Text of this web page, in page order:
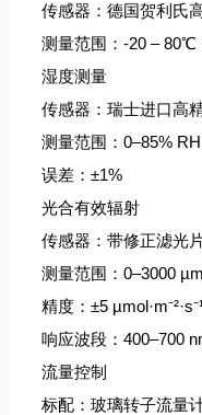
传感器：德国贺利氏
测量范围：-20 –
湿度测量
传感器：瑞士进口高
测量范围：0–85%
误差：±1%
光合有效辐射
传感器：带修正滤光
测量范围：0–3000
精度：±5
响应波段：400–700
流量控制
标配：玻璃转子流量